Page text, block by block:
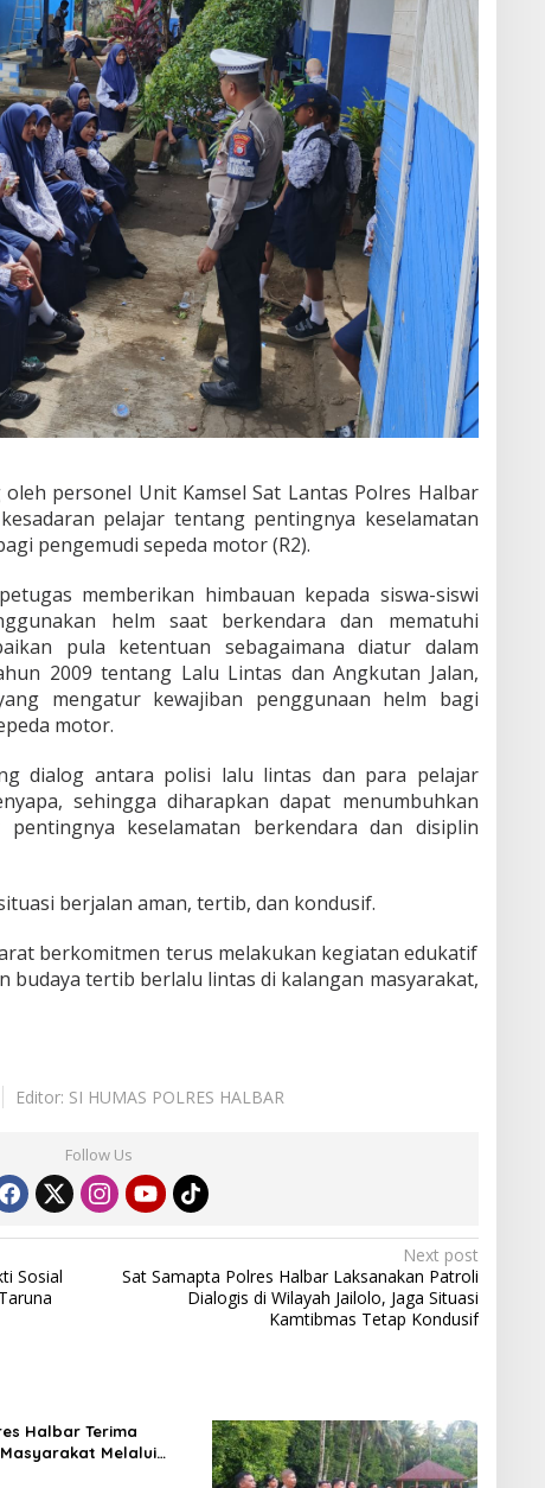
personel Unit Kamsel Sat Lantas Polres Halbar
pelajar tentang pentingnya keselamatan
pengemudi sepeda motor (R2).
memberikan himbauan kepada siswa-siswi
helm saat berkendara dan mematuhi
pula ketentuan sebagaimana diatur dalam
2009 tentang Lalu Lintas dan Angkutan Jalan,
mengatur kewajiban penggunaan helm bagi
motor.
dialog antara polisi lalu lintas dan para pelajar
, sehingga diharapkan dapat menumbuhkan
keselamatan berkendara dan disiplin
berjalan aman, tertib, dan kondusif.
berkomitmen terus melakukan kegiatan edukatif
budaya tertib berlalu lintas di kalangan masyarakat,
Editor: SI HUMAS POLRES HALBAR
Follow Us
Sosial
Next post
Sat Samapta Polres Halbar Laksanakan Patroli
Dialogis di Wilayah Jailolo, Jaga Situasi
Kamtibmas Tetap Kondusif
Halbar Terima
Melalui